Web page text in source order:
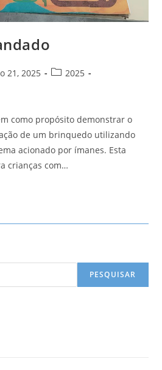
21, 2025
Post2025
como propósito demonstrar o
de um brinquedo utilizando
acionado por ímanes. Esta
crianças com…
PESQUISAR